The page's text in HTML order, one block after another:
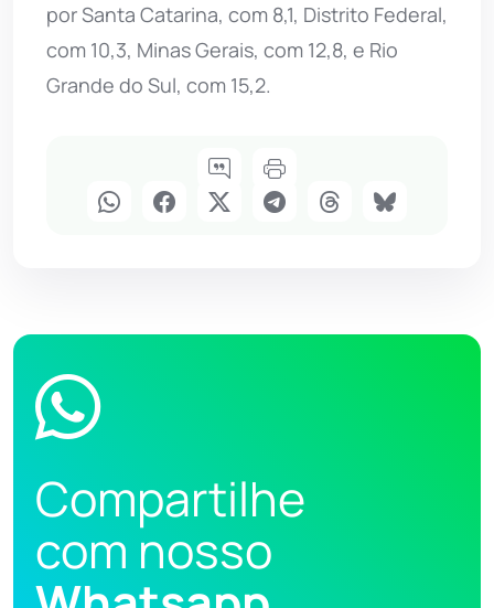
por Santa Catarina, com 8,1, Distrito Federal,
com 10,3, Minas Gerais, com 12,8, e Rio
Grande do Sul, com 15,2.
Compartilhe
com nosso